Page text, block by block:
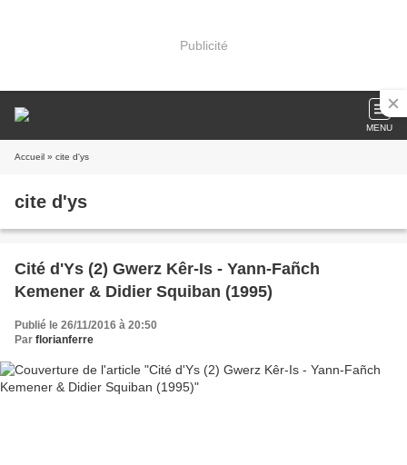
Publicité
MENU
Accueil » cite d'ys
cite d'ys
Cité d'Ys (2) Gwerz Kêr-Is - Yann-Fañch
Kemener & Didier Squiban (1995)
Publié le 26/11/2016 à 20:50
Par florianferre